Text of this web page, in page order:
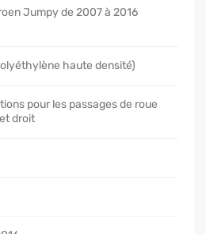
Jumpy de 2007 à 2016
haute densité)
pour les passages de roue
droit